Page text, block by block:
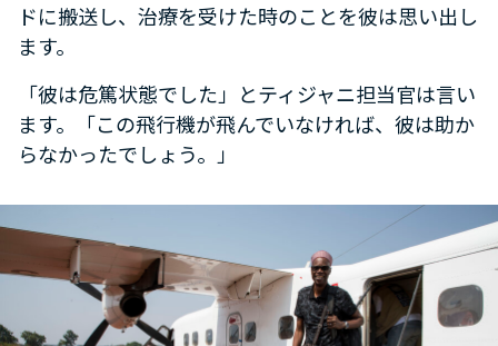
ドに搬送し、治療を受けた時のことを彼は思い出し
ます。
「彼は危篤状態でした」とティジャニ担当官は言い
ます。「この飛行機が飛んでいなければ、彼は助か
らなかったでしょう。」